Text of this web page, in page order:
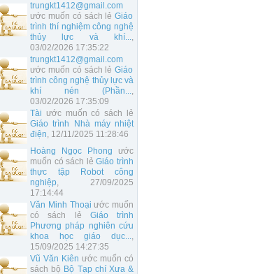
trungkt1412@gmail.com
ước muốn có sách lẻGiáo
trình thí nghiệm công nghệ
thủy lực và khí...,
03/02/2026 17:35:22
trungkt1412@gmail.com
ước muốn có sách lẻGiáo
trình công nghệ thủy lực và
khí nén (Phần...,
03/02/2026 17:35:09
Tài ước muốn có sách lẻ
Giáo trình Nhà máy nhiệt
điện, 12/11/2025 11:28:46
Hoàng Ngọc Phong ước
muốn có sách lẻGiáo trình
thực tập Robot công
nghiệp, 27/09/2025
17:14:44
Văn Minh Thoại ước muốn
có sách lẻ Giáo trình
Phương pháp nghiên cứu
khoa học giáo dục...,
15/09/2025 14:27:35
Vũ Văn Kiên ước muốn có
sách bộ Bộ Tạp chí Xưa &